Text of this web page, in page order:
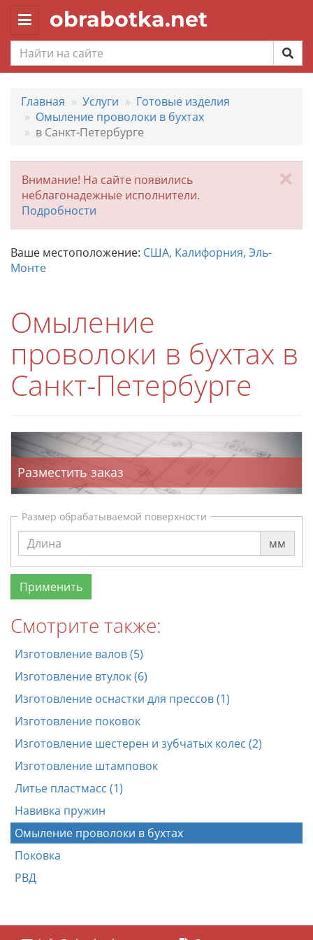
Toggle
navigation
obrabotka.net
Главная Услуги
Готовые изделия
Омыление проволоки в бухтах
в Санкт-Петербурге
Внимание! На сайте появились
неблагонадежные исполнители.
Подробности
Ваше местоположение: США, Калифорния, Эль-
Монте
Омыление
проволоки в бухтах в
Санкт-Петербурге
Разместить заказ
Размер обрабатываемой поверхности
мм
Смотрите также:
Изготовление валов (5)
Изготовление втулок (6)
Изготовление оснастки для прессов (1)
Изготовление поковок
Изготовление шестерен и зубчатых колес (2)
Изготовление штамповок
Литье пластмасс (1)
Навивка пружин
Омыление проволоки в бухтах
Поковка
РВД